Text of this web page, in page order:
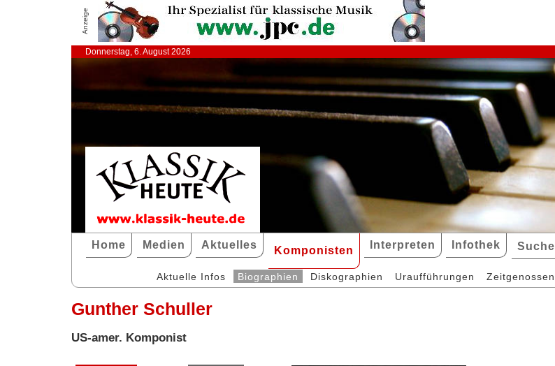
Anzeige
Donnerstag, 6. August 2026
Home Medien Aktuelles Komponisten Interpreten Infothek Suche
Aktuelle Infos Biographien Diskographien Uraufführungen Zeitgenossen
Gunther Schuller
US-amer. Komponist